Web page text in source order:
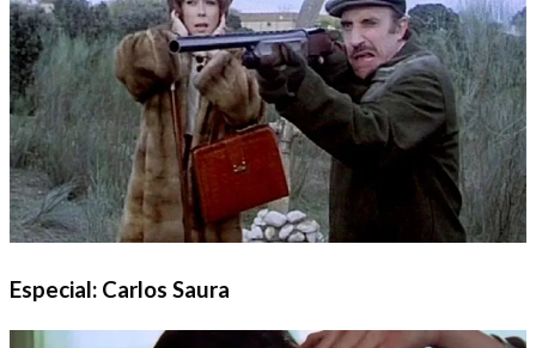
Especial: Carlos Saura